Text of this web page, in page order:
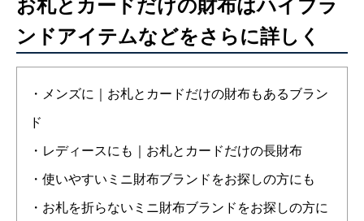
お札とカードだけの財布はハイブラ
ンドアイテムなどをさらに詳しく
・メンズに｜お札とカードだけの財布もあるブラン
ド
・レディースにも｜お札とカードだけの長財布
・使いやすいミニ財布ブランドをお探しの方にも
・お札を折らないミニ財布ブランドをお探しの方に